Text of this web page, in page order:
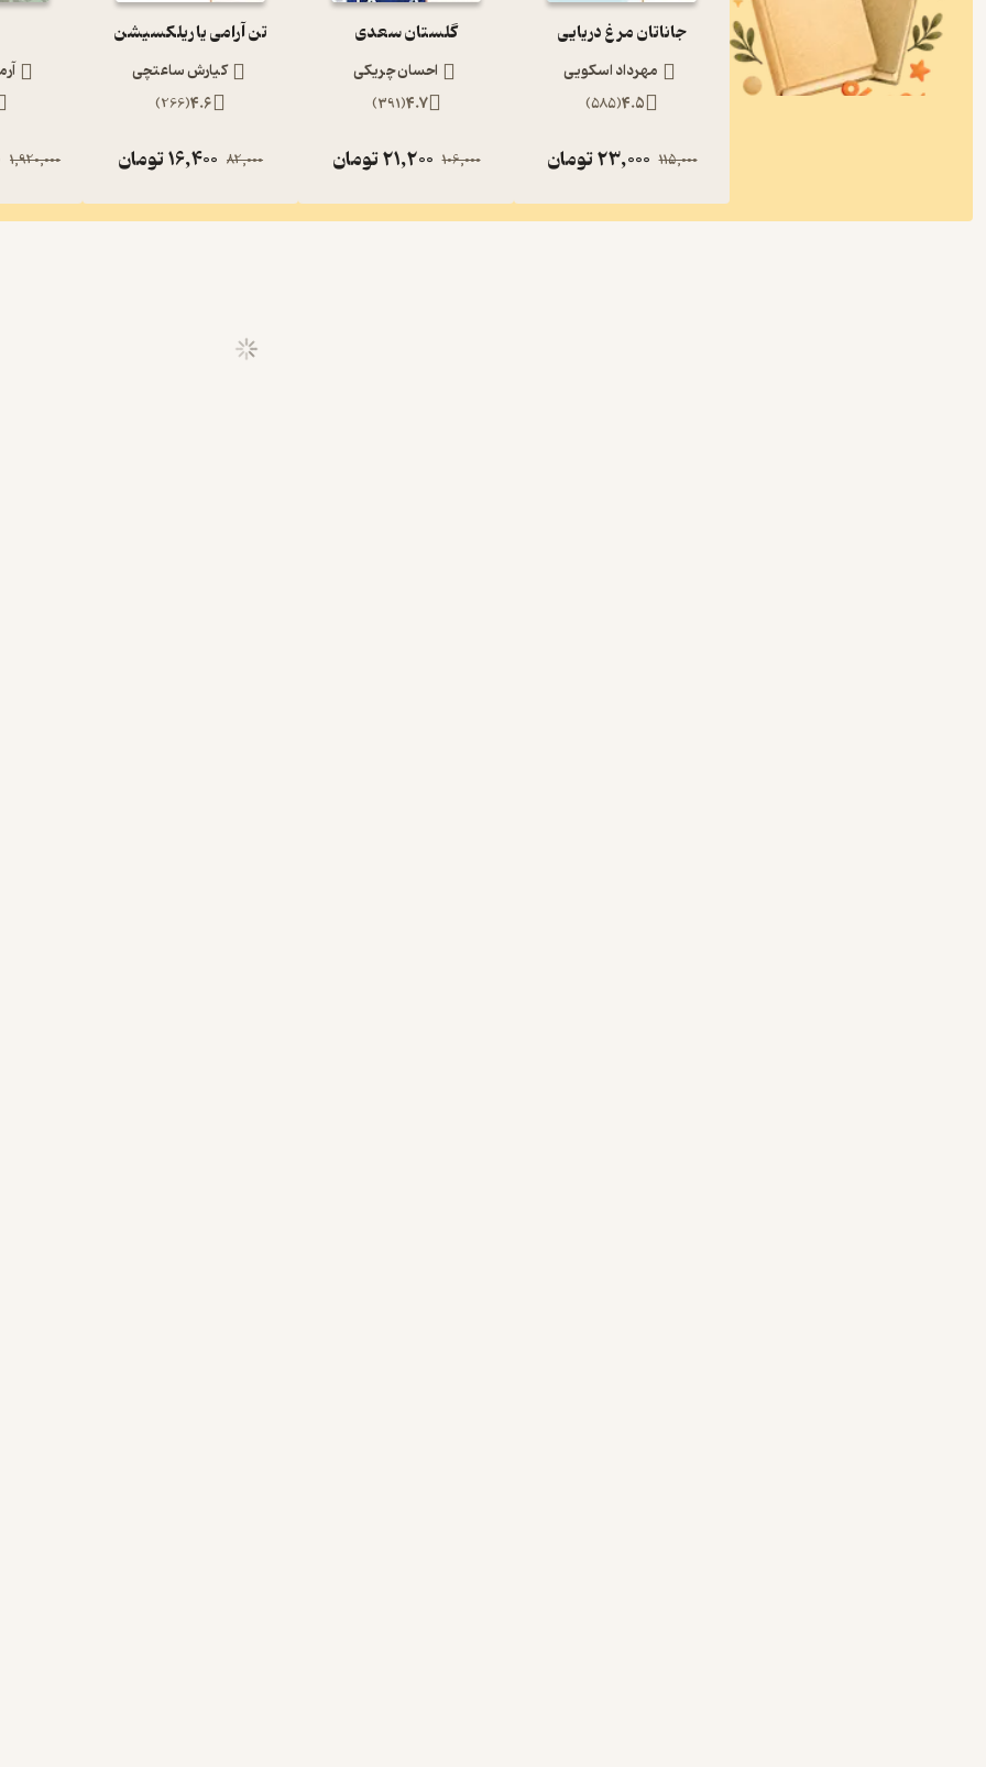
جاناتان مرغ دریایی
مهرداد اسکویی
4.5
(
585
)
115,000
23,000تومان
گلستان سعدی
احسان چریکی
4.7
(
391
)
106,000
21,200تومان
تن آرامی یا ریلکسیشن
کیارش ساعتچی
4.6
(
266
)
82,000
16,400تومان 1,920,000